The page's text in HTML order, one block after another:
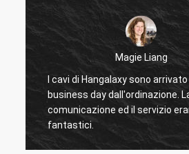
Magie Liang
I cavi di Hangalaxy sono arrivato
business day dall'ordinazione.
comunicazione ed il servizio
fantastici.